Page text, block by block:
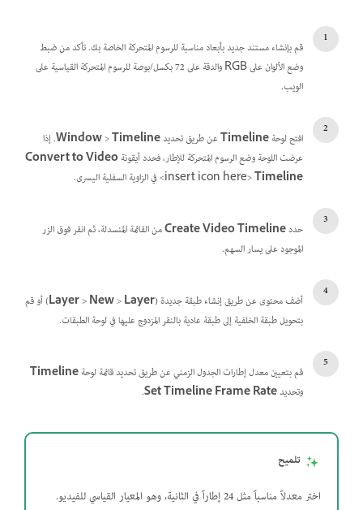
قم بإنشاء مستند جديد بأبعاد مناسبة للرسوم المتحركة الخاصة بك. تأكد من ضبط
وضع الألوان على RGB والدقة على 72 بكسل/بوصة للرسوم المتحركة القياسية على
الويب.
افتح لوحةTimelineعن طريق تحديد Window>Timeline
. إذا
عرضت اللوحة وضع الرسوم المتحركة للإطار، فحدد أيقونةConvert to Video
Timeline‏<insert icon here> في الزاوية السفلية اليسرى.
حددCreate Video Timelineمن القائمة المنسدلة، ثم انقر فوق الزر
الموجود على يسار السهم.
أضف محتوى عن طريق إنشاء طبقة جديدة ( Layer>New>Layer
) أو قم
بتحويل طبقة الخلفية إلى طبقة عادية بالنقر المزدوج عليها في لوحة الطبقات.
قم بتعيين معدل إطارات الجدول الزمني عن طريق تحديد قائمة لوحةTimeline
وتحديدSet Timeline Frame Rate
.
تلميح
اختر معدلاً مناسباً مثل 24 إطاراً في الثانية، وهو المعيار القياسي للفيديو.